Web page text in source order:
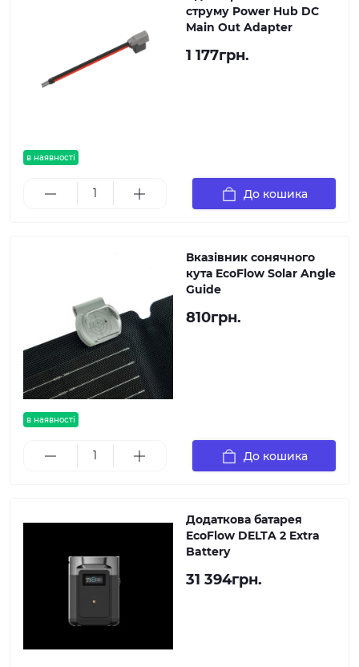
в наявності
струму Power Hub DC
Main Out Adapter
1 177грн.
До кошика
в наявності
Вказівник сонячного
кута EcoFlow Solar Angle
Guide
810грн.
До кошика
Додаткова батарея
EcoFlow DELTA 2 Extra
Battery
31 394грн.